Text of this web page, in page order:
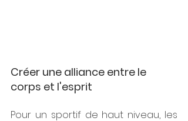
Créer une alliance entre le
corps et l'esprit